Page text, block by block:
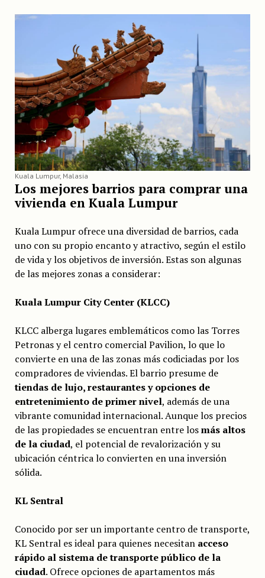
Kuala Lumpur, Malasia
Los mejores barrios para comprar una
vivienda en Kuala Lumpur
Kuala Lumpur ofrece una diversidad de barrios, cada
uno con su propio encanto y atractivo, según el estilo
de vida y los objetivos de inversión. Estas son algunas
de las mejores zonas a considerar:
Kuala Lumpur City Center (KLCC)
KLCC alberga lugares emblemáticos como las Torres
Petronas y el centro comercial Pavilion, lo que lo
convierte en una de las zonas más codiciadas por los
compradores de viviendas. El barrio presume de
tiendas de lujo, restaurantes y opciones de
entretenimiento de primer nivel, además de una
vibrante comunidad internacional. Aunque los precios
de las propiedades se encuentran entre losmás altos
de la ciudad, el potencial de revalorización y su
ubicación céntrica lo convierten en una inversión
sólida.
KL Sentral
Conocido por ser un importante centro de transporte,
KL Sentral es ideal para quienes necesitan acceso
rápido al sistema de transporte público de la
ciudad. Ofrece opciones de apartamentos más